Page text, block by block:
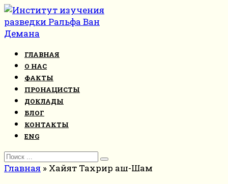
Перейти
к
контенту
ГЛАВНАЯ
О НАС
ФАКТЫ
ПРОНАЦИСТЫ
ДОКЛАДЫ
БЛОГ
КОНТАКТЫ
ENG
Search
for:
Главная » Хайят Тахрир аш-Шам